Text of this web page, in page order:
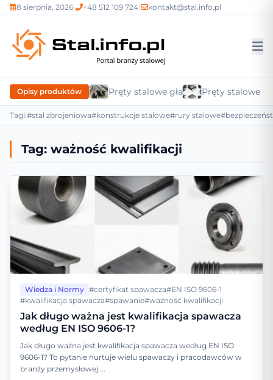
8 sierpnia, 2026| +48 512 109 724| kontakt@stal.info.pl
Opisy produktów Pręty stalowe gładkiePręty stalowe
Tagi:#stal zbrojeniowa#konstrukcje stalowe#rury stalowe
Tag: ważność kwalifikacji
Wiedza i Normy #certyfikat spawacza#EN ISO 9606-1
#kwalifikacja spawacza#spawanie#ważność kwalifikacji
Jak długo ważna jest kwalifikacja spawacza
według EN ISO 9606-1?
Jak długo ważna jest kwalifikacja spawacza według EN ISO
9606-1? To pytanie nurtuje wielu spawaczy i pracodawców w
branży przemysłowej....